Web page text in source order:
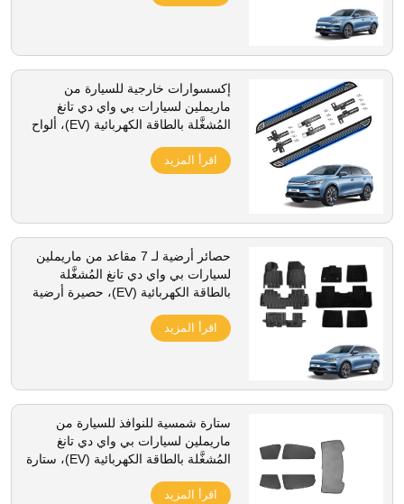
وتُركَّب باستخدام مواد لاصقة دون الحاجة إلى الحفر. وهي مصنوعة من مواد خالية من
مقاوم للبقع، ما يجعلها مقاومة للخدوش، والبهتان الناتج عن أشعة الشمس فوق
البنفسجية، والأوساخ اليومية. وبصفتنا مصنّعين موثوقين، ندعم الطلبات الكبيرة،
والتخصيص تحت العلامة الخاصة، والموجودات المخزنية المستقرة، والشحن العالمي
لجميع موزّعي إكسسوارات المركبات الكهربائية الجديدة (NEV).
إكسسوارات خارجية للسيارة من
ماريملين لسيارات بي واي دي تانغ
المُشغَّلة بالطاقة الكهربائية (EV)، ألواح
سبيكة الألومنيوم
اقرأ المزيد
حصائر أرضية لـ 7 مقاعد من ماريملين
لسيارات بي واي دي تانغ المُشغَّلة
بالطاقة الكهربائية (EV)، حصيرة أرضية
للقدم، إكسسوار داخلي
اقرأ المزيد
ستارة شمسية للنوافذ للسيارة من
ماريملين لسيارات بي واي دي تانغ
المُشغَّلة بالطاقة الكهربائية (EV)، ستارة
مصنوعة من القماش الشبكي، إكسسوار
اقرأ المزيد